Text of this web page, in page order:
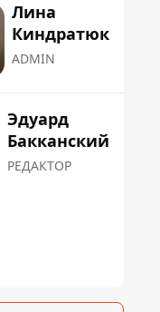
Лина
Киндратюк
ADMIN
Эдуард
Бакканский
РЕДАКТОР